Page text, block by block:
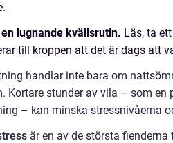
lugnande kvällsrutin. Läs, ta
till kroppen att det är dags att
handlar inte bara om
Kortare stunder av vila – som
– kan minska stressnivåerna
är en av de största